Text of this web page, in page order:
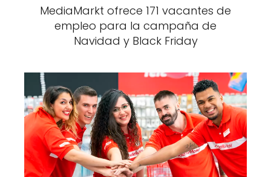
MediaMarkt ofrece 171 vacantes de
empleo para la campaña de
Navidad y Black Friday